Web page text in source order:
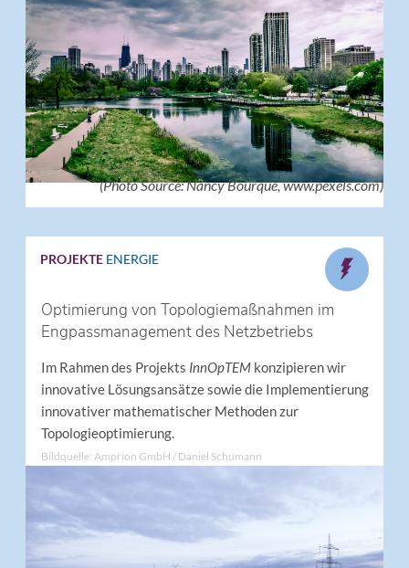
(Photo Source: Nancy Bourque, www.pexels.com)
PROJEKTE ENERGIE
Optimierung von Topologiemaßnahmen im
Engpassmanagement des Netzbetriebs
Im Rahmen des Projekts InnOpTEMkonzipieren wir
innovative Lösungsansätze sowie die Implementierung
innovativer mathematischer Methoden zur
Topologieoptimierung.
Bildquelle: Amprion GmbH / Daniel Schumann